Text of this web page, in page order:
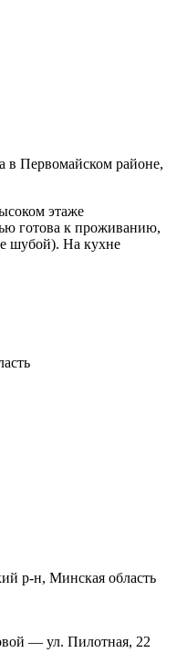
в Первомайском районе,
этаже
готова к проживанию,
шубой). На кухне
р-н, Минская область
— ул. Пилотная, 22